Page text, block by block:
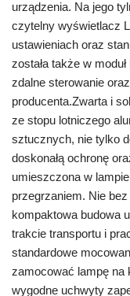
urządzenia. Na jego
czytelny wyświetlacz
ustawieniach oraz
została także w
zdalne sterowanie
producenta.Zwarta i
ze stopu lotniczego
sztucznych, nie tylko
doskonałą ochronę
umieszczona w
przegrzaniem. Nie
kompaktowa budowa
trakcie transportu i
standardowe
zamocować lampę na
wygodne uchwyty